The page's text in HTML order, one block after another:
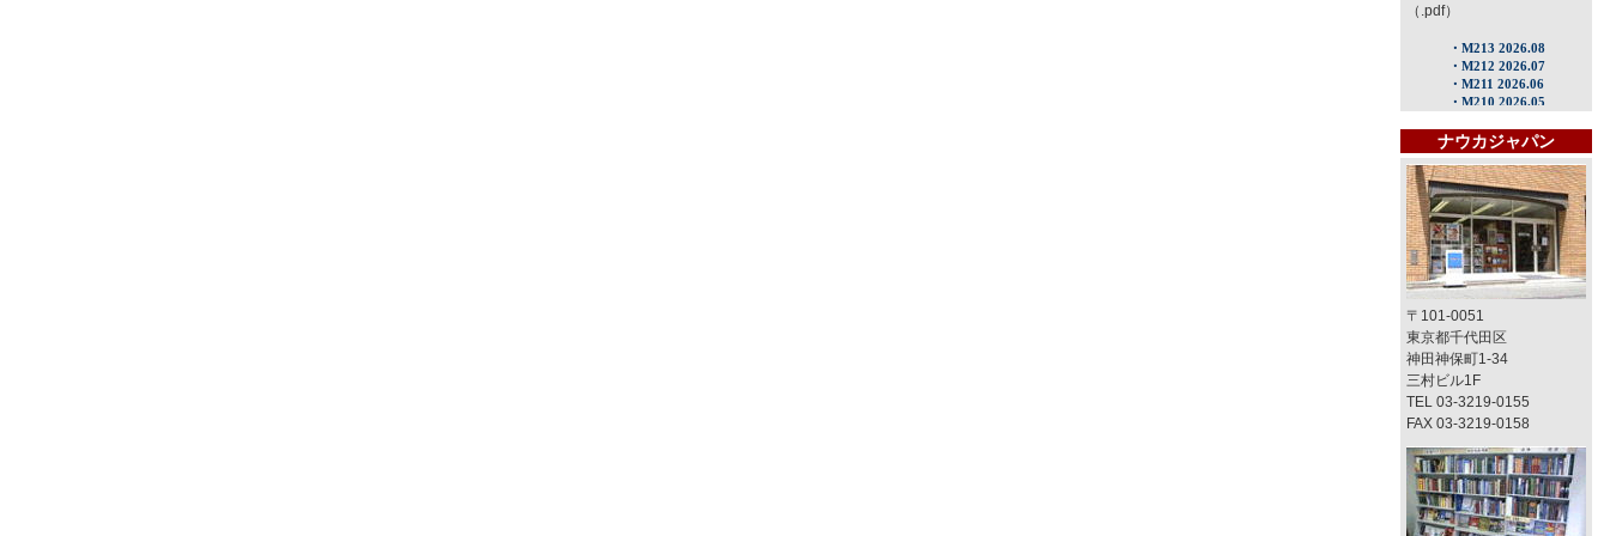
（.pdf）
ナウカジャパン
〒101-0051
東京都千代田区
神田神保町1-34
三村ビル1F
TEL 03-3219-0155
FAX 03-3219-0158